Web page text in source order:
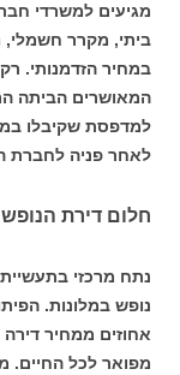
מגיעים למשרדי
ביתי, מקרר חשמלי,
במחיר הזדמנותי.
המאושרים הביתה
למדפסת שקיבלו
לאחר פניה לחברת השיווק
חלום דירת הנופש
נתח מרכזי
נופש במלונות.
אחוזים ממחיר
מפואר לכל